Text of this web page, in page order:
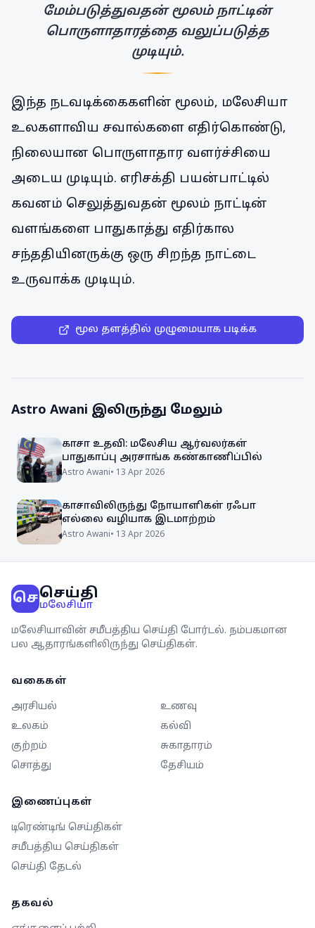
மேம்படுத்துவதன் மூலம் நாட்டின்
பொருளாதாரத்தை வலுப்படுத்த
முடியும்.
இந்த நடவடிக்கைகளின் மூலம், மலேசியா
உலகளாவிய சவால்களை எதிர்கொண்டு,
நிலையான பொருளாதார வளர்ச்சியை
அடைய முடியும். எரிசக்தி பயன்பாட்டில்
கவனம் செலுத்துவதன் மூலம் நாட்டின்
வளங்களை பாதுகாத்து எதிர்கால
சந்ததியினருக்கு ஒரு சிறந்த நாட்டை
உருவாக்க முடியும்.
மூல தளத்தில் முழுமையாக படிக்க
Astro Awani இலிருந்து மேலும்
காசா உதவி: மலேசிய ஆர்வலர்கள்
பாதுகாப்பு அரசாங்க கண்காணிப்பில்
Astro Awani• 13 Apr 2026
காசாவிலிருந்து நோயாளிகள் ரஃபா
எல்லை வழியாக இடமாற்றம்
Astro Awani• 13 Apr 2026
செசெய்தி
மலேசியா
மலேசியாவின் சமீபத்திய செய்தி போர்டல். நம்பகமான
பல ஆதாரங்களிலிருந்து செய்திகள்.
வகைகள்
அரசியல்
உணவு
உலகம்
கல்வி
குற்றம்
சுகாதாரம்
சொத்து
தேசியம்
இணைப்புகள்
டிரெண்டிங் செய்திகள்
சமீபத்திய செய்திகள்
செய்தி தேடல்
தகவல்